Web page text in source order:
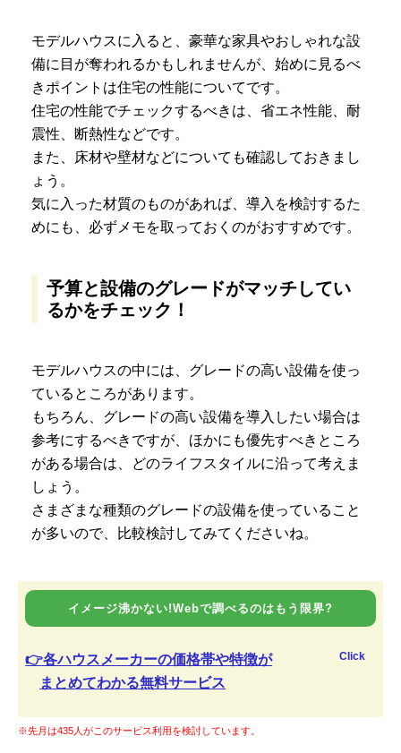
モデルハウスに入ると、豪華な家具やおしゃれな設
備に目が奪われるかもしれませんが、始めに見るべ
きポイントは住宅の性能についてです。
住宅の性能でチェックするべきは、省エネ性能、耐
震性、断熱性などです。
また、床材や壁材などについても確認しておきまし
ょう。
気に入った材質のものがあれば、導入を検討するた
めにも、必ずメモを取っておくのがおすすめです。
予算と設備のグレードがマッチしてい
るかをチェック！
モデルハウスの中には、グレードの高い設備を使っ
ているところがあります。
もちろん、グレードの高い設備を導入したい場合は
参考にするべきですが、ほかにも優先すべきところ
がある場合は、どのライフスタイルに沿って考えま
しょう。
さまざまな種類のグレードの設備を使っていること
が多いので、比較検討してみてくださいね。
イメージ沸かない!Webで調べるのはもう限界?
👉各ハウスメーカーの価格帯や特徴が
まとめてわかる無料サービス
Click
※先月は435人がこのサービス利用を検討しています。